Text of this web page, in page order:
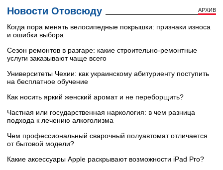
Новости Отовсюду АРХИВ
Когда пора менять велосипедные покрышки: признаки износа
и ошибки выбора
Сезон ремонтов в разгаре: какие строительно-ремонтные
услуги заказывают чаще всего
Университеты Чехии: как украинскому абитуриенту поступить
на бесплатное обучение
Как носить яркий женский аромат и не переборщить?
Частная или государственная наркология: в чем разница
подхода к лечению алкоголизма
Чем профессиональный сварочный полуавтомат отличается
от бытовой модели?
Какие аксессуары Apple раскрывают возможности iPad Pro?